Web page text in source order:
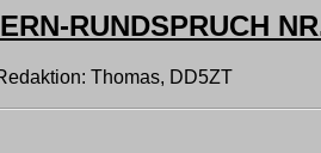
RUNDSPRUCH
Thomas, DD5ZT